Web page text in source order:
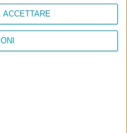
ACCETTARE